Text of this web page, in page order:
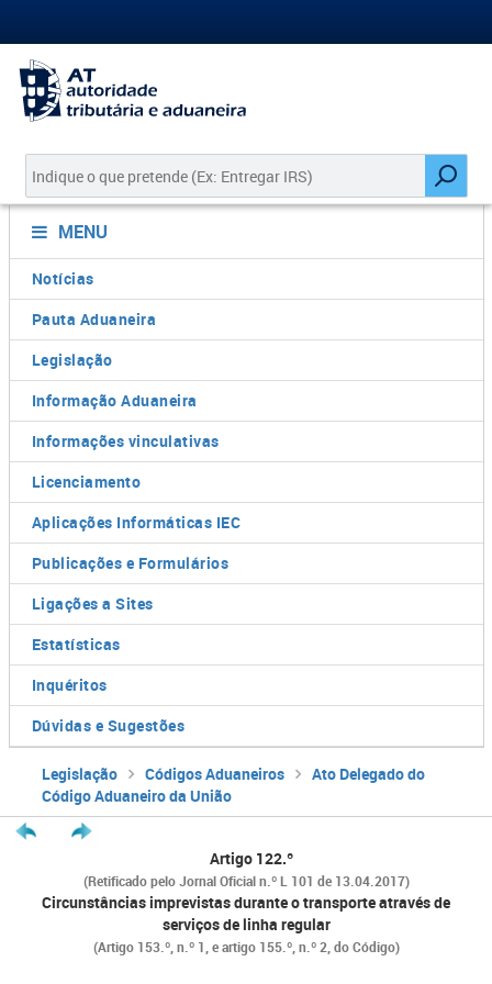
MENU
Notícias
Pauta Aduaneira
Legislação
Informação Aduaneira
Informações vinculativas
Licenciamento
Aplicações Informáticas IEC
Publicações e Formulários
Ligações a Sites
Estatísticas
Inquéritos
Dúvidas e Sugestões
Legislação Códigos Aduaneiros
Ato Delegado do
Código Aduaneiro da União
Artigo 122.º
(Retificado pelo Jornal Oficial n.º L 101 de 13.04.2017)
Circunstâncias imprevistas durante o transporte através de
serviços de linha regular
(Artigo 153.º, n.º 1, e artigo 155.º, n.º 2, do Código)